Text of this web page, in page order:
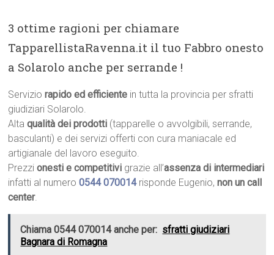
3 ottime ragioni per chiamare
TapparellistaRavenna.it il tuo Fabbro onesto
a Solarolo anche per serrande !
Serviziorapido ed efficiente in tutta la provincia per sfratti
giudiziari Solarolo.
Altaqualità dei prodotti (tapparelle o avvolgibili, serrande,
basculanti) e dei servizi offerti con cura maniacale ed
artigianale del lavoro eseguito.
Prezzionesti e competitivi grazie all’assenza di intermediari
infatti al numero0544 070014 risponde Eugenio,non un call
center.
Chiama 0544 070014 anche per: sfratti giudiziari
Bagnara di Romagna